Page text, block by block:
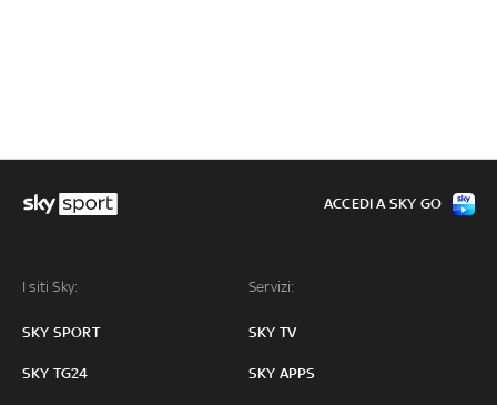
I siti Sky:
SKY SPORT
SKY TG24
Servizi:
SKY TV
SKY APPS
ACCEDI A SKY GO